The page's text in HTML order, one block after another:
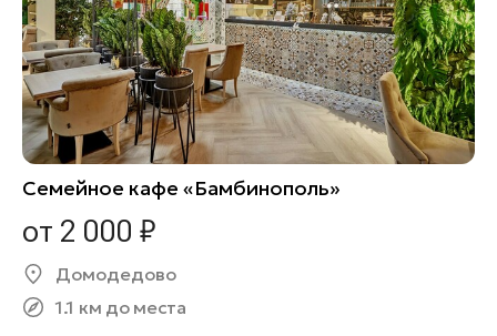
Семейное кафе «Бамбинополь»
от 2 000 ₽
Домодедово
1.1 км до места